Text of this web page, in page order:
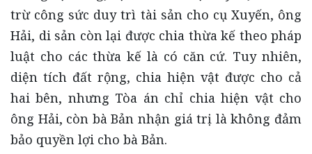
trừ công sức duy trì tài sản cho cụ Xuyến, ông
Hải, di sản còn lại được chia thừa kế theo pháp
luật cho các thừa kế là có căn cứ. Tuy nhiên,
diện tích đất rộng, chia hiện vật được cho cả
hai bên, nhưng Tòa án chỉ chia hiện vật cho
ông Hải, còn bà Bản nhận giá trị là không đảm
bảo quyền lợi cho bà Bản.